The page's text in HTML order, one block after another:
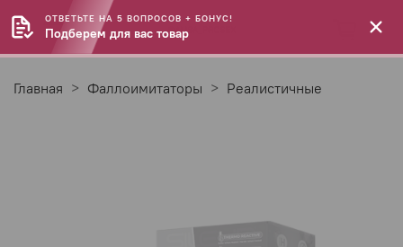
Главная Фаллоимитаторы Реалистичные
ОТВЕТЬТЕ НА 5 ВОПРОСОВ + БОНУС!
Подберем для вас товар